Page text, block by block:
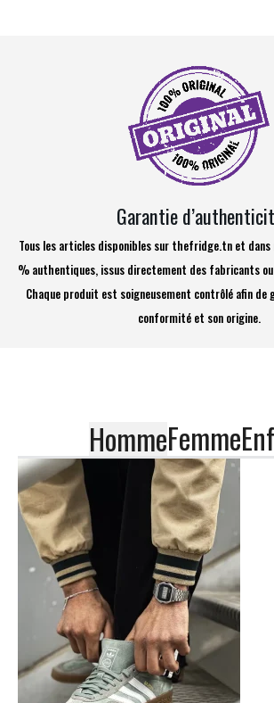
Garantie
Tous les articles disponibles sur thefridge.tn et dans
% authentiques, issus directement des fabricants
Chaque produit est soigneusement contrôlé afin de
conformité et son origine.
HommeFemme